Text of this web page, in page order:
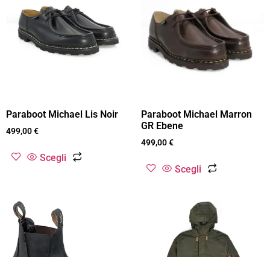
Paraboot Michael Lis Noir
499,00€
Scegli
Paraboot Michael Marron
GR Ebene
499,00€
Scegli